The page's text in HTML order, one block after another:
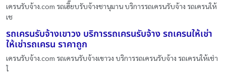
เครนรับจ้าง.com รถเฮี๊ยบรับจ้างชานุมาน บริการรถเครนรับจ้าง รถเครนให้
เช
รถเครนรับจ้างเขาวง บริการรถเครนรับจ้าง รถเครนให้เช่า
ให้เช่ารถเครน ราคาถูก
เครนรับจ้าง.com รถเครนรับจ้างเขาวง บริการรถเครนรับจ้าง รถเครนให้เช่า
ใ